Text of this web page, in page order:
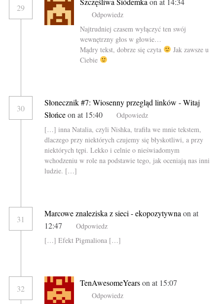
29
Odpowiedz
Najtrudniej czasem wyłączyć ten swój
wewnętrzny głos w głowie…
Mądry tekst, dobrze się czyta
Jak zawsze u
Ciebie
30
Słonecznik #7: Wiosenny przegląd linków - Witaj
Słońceon at 15:40
Odpowiedz
[…] inna Natalia, czyli Nishka, trafiła we mnie tekstem,
dlaczego przy niektórych czujemy się błyskotliwi, a przy
niektórych tępi. Lekko i celnie o nieświadomym
wchodzeniu w role na podstawie tego, jak oceniają nas inni
ludzie. […]
31
Marcowe znaleziska z sieci - ekopozytywna on at
12:47
Odpowiedz
[…] Efekt Pigmaliona […]
32
TenAwesomeYearson at 15:07
Odpowiedz